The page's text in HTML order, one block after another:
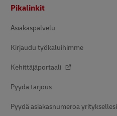
Pikalinkit
Asiakaspalvelu
Kirjaudu työkaluihimme
Kehittäjäportaali
Pyydä tarjous
Pyydä asiakasnumeroa yrityksellesi